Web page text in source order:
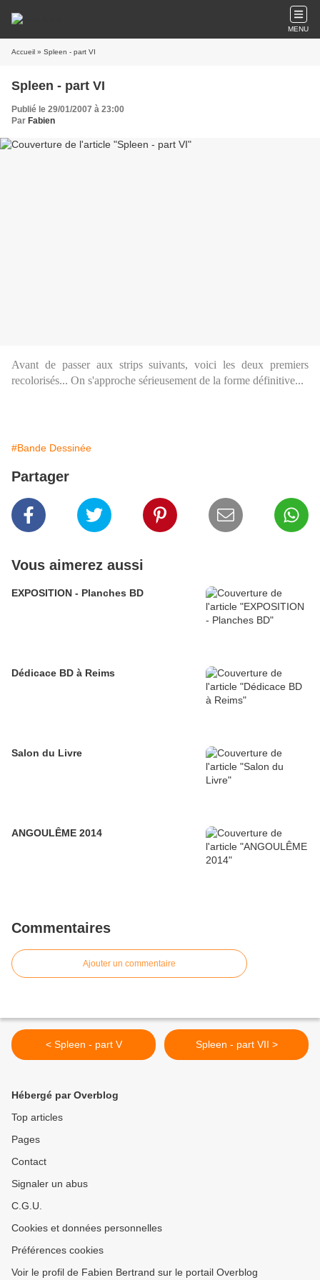
MENU
Accueil » Spleen - part VI
Spleen - part VI
Publié le 29/01/2007 à 23:00
Par Fabien
Avant de passer aux strips suivants, voici les deux premiers
recolorisés... On s'approche sérieusement de la forme définitive...
#Bande Dessinée
Partager
Vous aimerez aussi
EXPOSITION - Planches BD
Dédicace BD à Reims
Salon du Livre
ANGOULÊME 2014
Commentaires
Ajouter un commentaire
< Spleen - part V Spleen - part VII >
Hébergé par Overblog
Top articles
Pages
Contact
Signaler un abus
C.G.U.
Cookies et données personnelles
Préférences cookies
Voir le profil de Fabien Bertrand sur le portail Overblog